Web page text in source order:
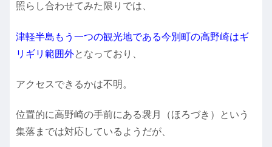
照らし合わせてみた限りでは、
津軽半島もう一つの観光地である今別町の高野崎はギ
リギリ範囲外となっており、
アクセスできるかは不明。
位置的に高野崎の手前にある袰月（ほろづき）という
集落までは対応しているようだが、